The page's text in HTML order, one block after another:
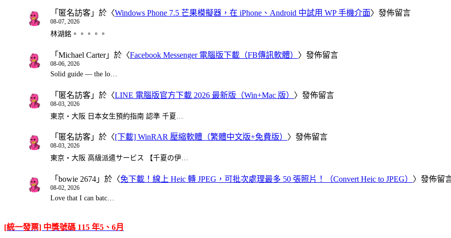
「 匿名訪客 」於〈Windows Phone 7.5 芒果模擬器，在 iPhone、Android 中試用 WP 手機介面〉發佈留言
08-07, 2026
林湖銘。。。。。
「 Michael Carter」於〈Facebook Messenger 電腦版下載（FB傳訊軟體） 〉發佈留言
08-06, 2026
Solid guide — the lo…
「 匿名訪客 」於〈LINE 電腦版官方下載 2026 最新版（Win+Mac 版） 〉發佈留言
08-03, 2026
東京・大阪 日本女生預約指南 認準 千夏…
「 匿名訪客 」於〈[下載] WinRAR 壓縮軟體（繁體中文版+免費版） 〉發佈留言
08-03, 2026
東京・大阪 高級派遣サービス 【千夏の伊…
「 bowie 2674 」於〈免下載！線上 Heic 轉 JPEG，可批次處理最多 50 張照片！（Convert Heic to JPEG） 〉發佈留
08-02, 2026
Love that I can batc…
[統一發票] 中獎號碼 115 年5、6月